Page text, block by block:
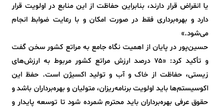
یا انقراض قرار دارند، بنابراین حفاظت از این منابع در اولویت قرار
دارد و بهره‌برداری فقط در صورت امکان و با رعایت ضوابط انجام
می‌شود.»
حسین‌پور در پایان از اهمیت نگاه جامع به مراتع کشور سخن گفت
و تأکید کرد: «۷۵ درصد ارزش مراتع کشور مربوط به ارزش‌های
زیستی، حفاظت از خاک و آب و تولید اکسیژن است. حفظ این
اکوسیستم‌ها باید اولویت برنامه‌ریزان، متولیان و بهره‌برداران باشد و
حقوق عرفی بهره‌برداران باید محترم شمرده شود تا توسعه پایدار و